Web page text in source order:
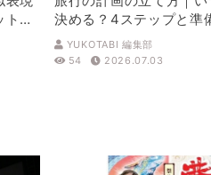
を
決める？4ステップと準
YUKOTABI 編集部
54
2026.07.03